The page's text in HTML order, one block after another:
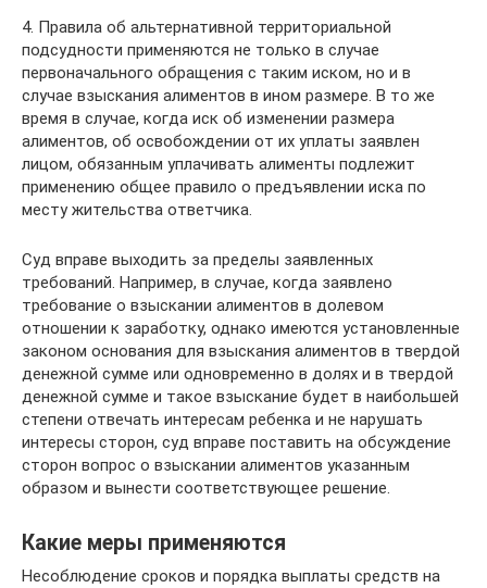
4. Правила об альтернативной территориальной
подсудности применяются не только в случае
первоначального обращения с таким иском, но и в
случае взыскания алиментов в ином размере. В то же
время в случае, когда иск об изменении размера
алиментов, об освобождении от их уплаты заявлен
лицом, обязанным уплачивать алименты подлежит
применению общее правило о предъявлении иска по
месту жительства ответчика.
Суд вправе выходить за пределы заявленных
требований. Например, в случае, когда заявлено
требование о взыскании алиментов в долевом
отношении к заработку, однако имеются установленные
законом основания для взыскания алиментов в твердой
денежной сумме или одновременно в долях и в твердой
денежной сумме и такое взыскание будет в наибольшей
степени отвечать интересам ребенка и не нарушать
интересы сторон, суд вправе поставить на обсуждение
сторон вопрос о взыскании алиментов указанным
образом и вынести соответствующее решение.
Какие меры применяются
Несоблюдение сроков и порядка выплаты средств на